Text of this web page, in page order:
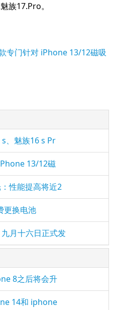
族17.Pro。
专门针对 iPhone 13/12磁吸
、魅族16 s Pr
13/12磁
性能提高将近2
更换电池
月十六日正式发
8之后将会升
14和 iphone